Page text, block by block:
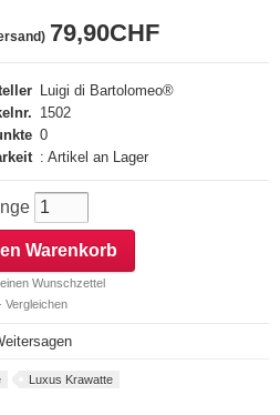
79,90CHF
Luigi di Bartolomeo®
1502
0
: Artikel an Lager
Warenkorb
Wunschzettel
Vergleichen
Luxus Krawatte